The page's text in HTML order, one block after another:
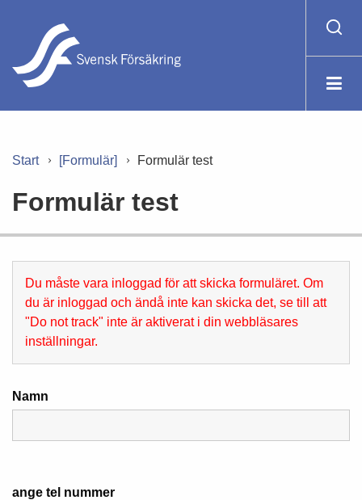
Start [Formulär] Formulär test
Formulär test
Du måste vara inloggad för att skicka formuläret. Om
du är inloggad och ändå inte kan skicka det, se till att
"Do not track" inte är aktiverat i din webbläsares
inställningar.
Namn
ange tel nummer